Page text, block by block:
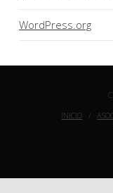
WordPress.org
INICIO